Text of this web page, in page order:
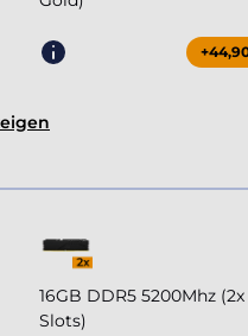
16GB DDR5 5200Mhz (2x
Slots)